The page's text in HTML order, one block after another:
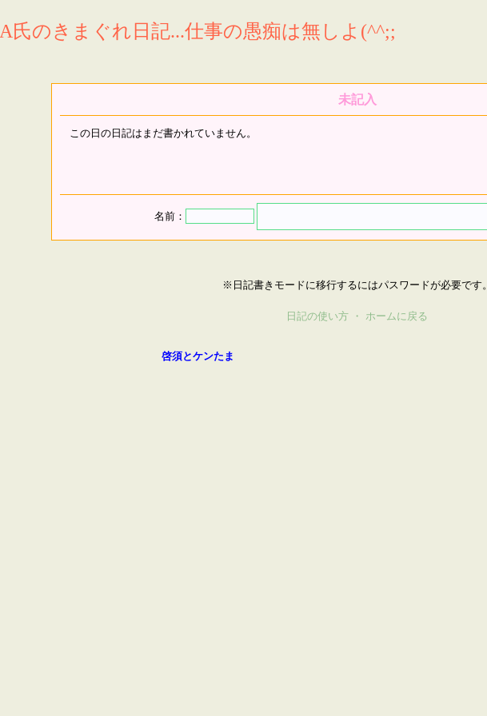
A氏のきまぐれ日記...仕事の愚痴は無しよ(^^;;
未記入
この日の日記はまだ書かれていません。
名前：
※日記書きモードに移行するにはパスワードが必要です。
日記の使い方 ・ ホームに戻る
啓須とケンたま